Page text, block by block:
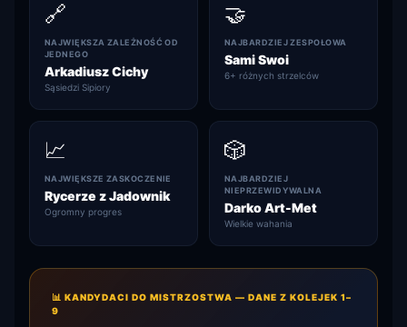
🔗
NAJWIĘKSZA ZALEŻNOŚĆ OD
JEDNEGO
Arkadiusz Cichy
Sąsiedzi Sipiory
🤝
NAJBARDZIEJ ZESPOŁOWA
Sami Swoi
6+ różnych strzelców
📈
NAJWIĘKSZE ZASKOCZENIE
Rycerze z Jadownik
Ogromny progres
🎲
NAJBARDZIEJ
NIEPRZEWIDYWALNA
Darko Art-Met
Wielkie wahania
📊 KANDYDACI DO MISTRZOSTWA — DANE Z KOLEJEK 1–
9